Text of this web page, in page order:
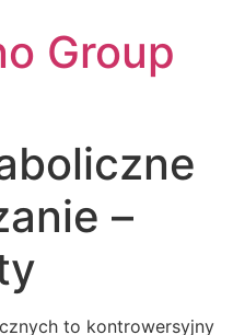
Group
–
to kontrowersyjny